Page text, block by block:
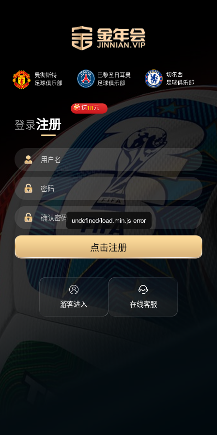
登录注册
送18元
点击注册
游客进入 在线客服
undefined/load.min.js error